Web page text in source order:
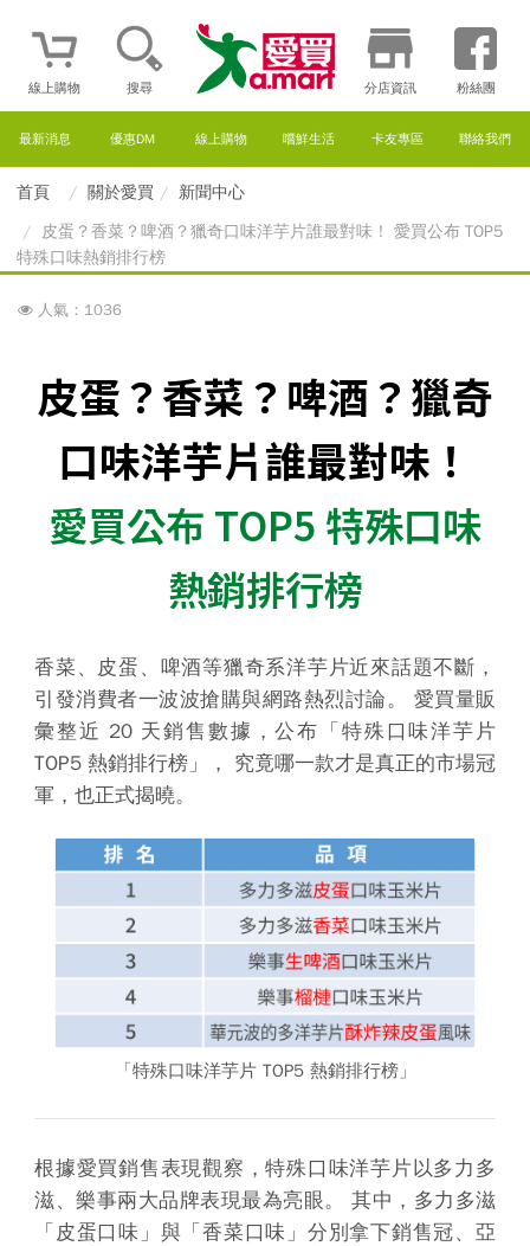
線上購物 搜尋 分店資訊 粉絲團
最新消息 優惠DM 線上購物 嚐鮮生活 卡友專區 聯絡我們
首頁 關於愛買
新聞中心
皮蛋？香菜？啤酒？獵奇口味洋芋片誰最對味！ 愛買公布 TOP5
特殊口味熱銷排行榜
人氣：1036
皮蛋？香菜？啤酒？獵奇
口味洋芋片誰最對味！
愛買公布 TOP5 特殊口味
熱銷排行榜
香菜、皮蛋、啤酒等獵奇系洋芋片近來話題不斷，
引發消費者一波波搶購與網路熱烈討論。 愛買量販
彙整近 20 天銷售數據，公布「特殊口味洋芋片
TOP5 熱銷排行榜」， 究竟哪一款才是真正的市場冠
軍，也正式揭曉。
「特殊口味洋芋片 TOP5 熱銷排行榜」
根據愛買銷售表現觀察，特殊口味洋芋片以多力多
滋、樂事兩大品牌表現最為亮眼。 其中，多力多滋
「皮蛋口味」與「香菜口味」分別拿下銷售冠、亞